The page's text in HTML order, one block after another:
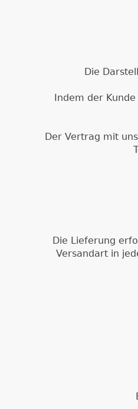
Die
Indem der
Der Vertrag mit
Die Lieferung
Versandart in